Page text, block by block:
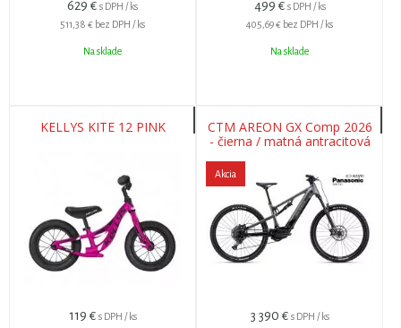
629 € s DPH / ks
511,38 € bez DPH / ks
Na sklade
499 € s DPH / ks
405,69 € bez DPH / ks
Na sklade
KELLYS KITE 12 PINK
119 € s DPH / ks
CTM AREON GX Comp 2026
- čierna / matná antracitová
Akcia
3 390 € s DPH / ks